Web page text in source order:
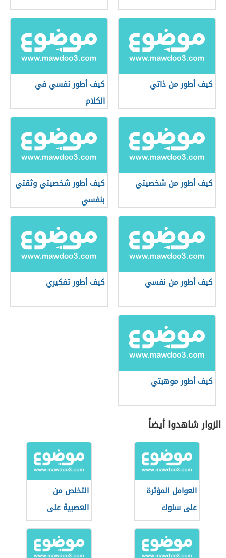
كيف أطور من ذاتي
كيف أطور نفسي في
الكلام
كيف أطور من شخصيتي
كيف أطور شخصيتي وثقتي
بنفسي
كيف أطور من نفسي كيف أطور تفكيري
كيف أطور موهبتي
الزوار شاهدوا أيضاً
العوامل المؤثرة
على سلوك
المستهلك
التخلص من
العصبية على
الأطفال